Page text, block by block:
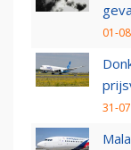
01-
31-